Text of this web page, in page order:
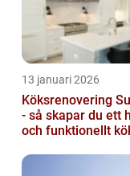
13 januari 2026
Köksrenovering
- så skapar du ett
och funktionellt